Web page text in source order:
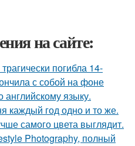
на сайте:
погибла 14-
с собой на фоне
английскому языку.
каждый год одно и то же.
самого цвета выглядит.
Photography, полный